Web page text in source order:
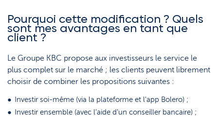
Pourquoi cette modification ? Quels
sont mes avantages en tant que
client ?
Le Groupe KBC propose aux investisseurs le service le
plus complet sur le marché ; les clients peuvent librement
choisir de combiner les propositions suivantes :
Investir soi-même (via la plateforme et l'app Bolero) ;
Investir ensemble (avec l'aide d'un conseiller bancaire) ;